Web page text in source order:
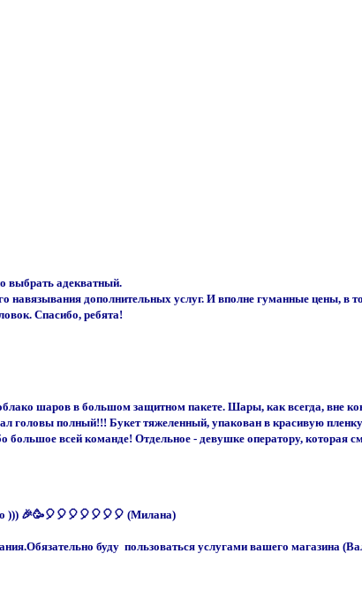
выбрать адекватный.
навязывания дополнительных услуг. И вполне гуманные цены, в
Спасибо, ребята!
шаров в большом защитном пакете. Шары, как всегда, вне
головы полный!!! Букет тяжеленный, упакован в красивую
всей команде! Отдельное - девушке оператору, которая
))) 🎉🥳🎈🎈🎈🎈🎈🎈🎈 (Милана)
буду пользоваться услугами вашего магазина